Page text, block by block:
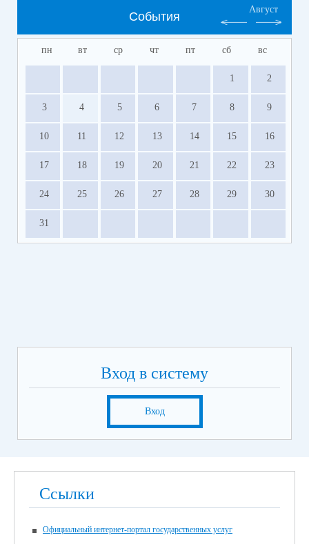
События
Август
пн вт ср чт пт сб вс
1 2
3 4 5 6 7 8 9
10 11 12 13 14 15 16
17 18 19 20 21 22 23
24 25 26 27 28 29 30
31
Вход в систему
Вход
Ссылки
Официальный интернет-портал государственных услуг